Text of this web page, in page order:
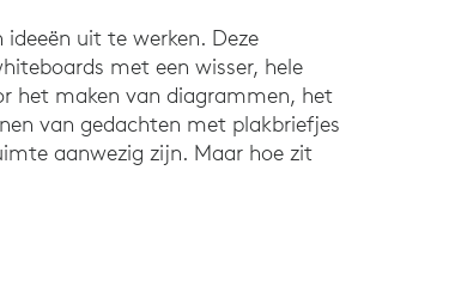
uit te werken. Deze
met een wisser, hele
het maken van diagrammen, het
van gedachten met plakbriefjes
aanwezig zijn. Maar hoe zit